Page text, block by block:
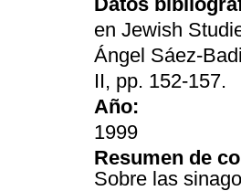
en Jewish
Ángel Sáez-
II, pp. 152-157.
Año:
1999
Resumen de
Sobre las